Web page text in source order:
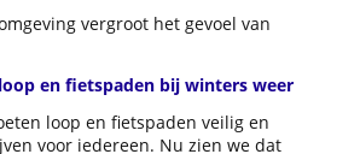
vergroot het gevoel van
en fietspaden bij winters weer
loop en fietspaden veilig en
voor iedereen. Nu zien we dat